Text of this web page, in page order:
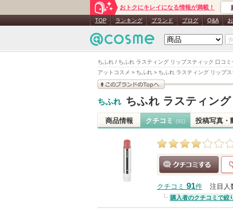
ちふれ / ちふれ ラスティング リップスティック 口コミ
アットコスメ > ちふれ > ちふれ ラスティング リップス
おトクにキレイになる情報が満載！
TOP ランキング ブランド ブログ Q&A
このブランドの情報を
見る
ちふれ ちふれ ラスティン
商品情報 クチコミ (91) 投稿写真・
クチコミ 91件 注目人
購入者のクチコミで絞